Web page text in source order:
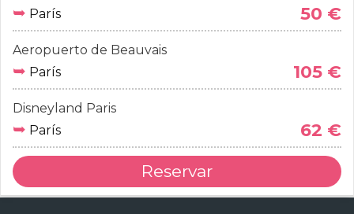
➥ París 50 €
Aeropuerto de Beauvais
➥ París 105 €
Disneyland Paris
➥ París 62 €
Reservar